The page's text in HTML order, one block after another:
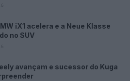
iX1 acelera e a Neue Klasse
no SUV
avançam e sucessor do Kuga